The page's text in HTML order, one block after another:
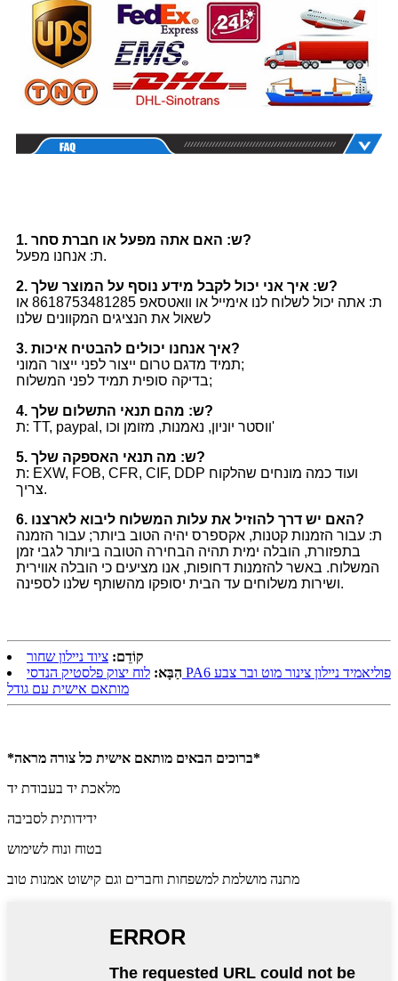
1. ש: האם אתה מפעל או חברת סחר?
ת: אנחנו מפעל.
2. ש: איך אני יכול לקבל מידע נוסף על המוצר שלך?
ת: אתה יכול לשלוח לנו אימייל או וואטסאפ 8618753481285 או
לשאול את הנציגים המקוונים שלנו
3. איך אנחנו יכולים להבטיח איכות?
תמיד מדגם טרום ייצור לפני ייצור המוני;
בדיקה סופית תמיד לפני המשלוח;
4. ש: מהם תנאי התשלום שלך?
ת: TT, paypal, ווסטר יוניון, נאמנות, מזומן וכו'
5. ש: מה תנאי האספקה ​​שלך?
ת: EXW, FOB, CFR, CIF, DDP ועוד כמה מונחים שהלקוח
צריך.
6. האם יש דרך להוזיל את עלות המשלוח ליבוא לארצנו?
ת: עבור הזמנות קטנות, אקספרס יהיה הטוב ביותר; עבור הזמנה
בתפזורת, הובלה ימית תהיה הבחירה הטובה ביותר לגבי זמן
המשלוח. באשר להזמנות דחופות, אנו מציעים כי הובלה אווירית
ושירות משלוחים עד הבית יסופקו מהשותף שלנו לספינה.
קוֹדֵם: ציוד ניילון שחור
הַבָּא: לוח יצוק פלסטיק הנדסי PA6 פוליאמיד ניילון צינור מוט ובר צבע
מותאם אישית עם גודל
*ברוכים הבאים מותאם אישית כל צורה מראה*
מלאכת יד בעבודת יד
ידידותית לסביבה
בטוח ונוח לשימוש
מתנה מושלמת למשפחות וחברים וגם קישוט אמנות טוב